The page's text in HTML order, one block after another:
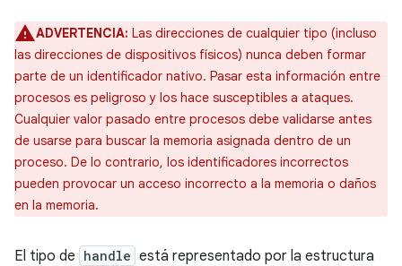
ADVERTENCIA: Las direcciones de cualquier tipo (incluso
las direcciones de dispositivos físicos) nunca deben formar
parte de un identificador nativo. Pasar esta información entre
procesos es peligroso y los hace susceptibles a ataques.
Cualquier valor pasado entre procesos debe validarse antes
de usarse para buscar la memoria asignada dentro de un
proceso. De lo contrario, los identificadores incorrectos
pueden provocar un acceso incorrecto a la memoria o daños
en la memoria.
El tipo de handle está representado por la estructura